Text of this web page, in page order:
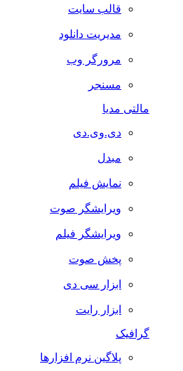
قالب سایت
مدیریت دانلود
مرورگر وب
مسنجر
مالتی مدیا
دی.وی.دی
مبدل
نمایش فیلم
ویرایشگر صوت
ویرایشگر فیلم
پخش صوت
ابزار سی دی
ابزار رایت
گرافیک
پلاگین نرم افزارها